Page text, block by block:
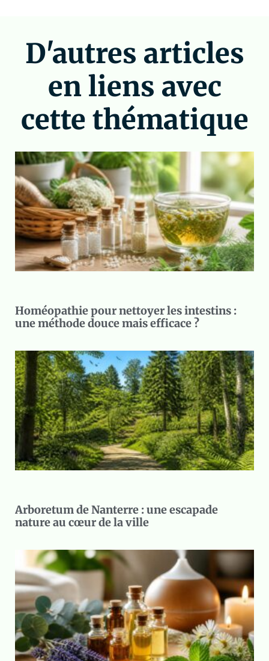
D'autres articles
en liens avec
cette thématique
Homéopathie pour nettoyer les intestins :
une méthode douce mais efficace ?
Arboretum de Nanterre : une escapade
nature au cœur de la ville